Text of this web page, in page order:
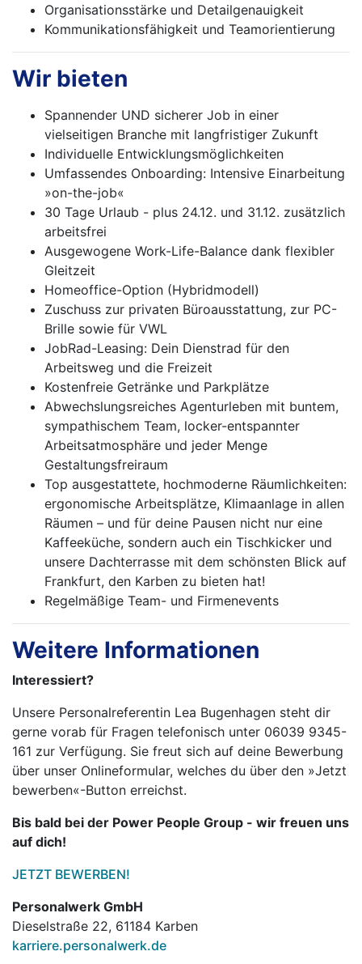
Organisationsstärke und Detailgenauigkeit
Kommunikationsfähigkeit und Teamorientierung
Wir bieten
Spannender UND sicherer Job in einer
vielseitigen Branche mit langfristiger Zukunft
Individuelle Entwicklungsmöglichkeiten
Umfassendes Onboarding: Intensive Einarbeitung
»on-the-job«
30 Tage Urlaub - plus 24.12. und 31.12. zusätzlich
arbeitsfrei
Ausgewogene Work-Life-Balance dank flexibler
Gleitzeit
Homeoffice-Option (Hybridmodell)
Zuschuss zur privaten Büroausstattung, zur PC-
Brille sowie für VWL
JobRad-Leasing: Dein Dienstrad für den
Arbeitsweg und die Freizeit
Kostenfreie Getränke und Parkplätze
Abwechslungsreiches Agenturleben mit buntem,
sympathischem Team, locker-entspannter
Arbeitsatmosphäre und jeder Menge
Gestaltungsfreiraum
Top ausgestattete, hochmoderne Räumlichkeiten:
ergonomische Arbeitsplätze, Klimaanlage in allen
Räumen – und für deine Pausen nicht nur eine
Kaffeeküche, sondern auch ein Tischkicker und
unsere Dachterrasse mit dem schönsten Blick auf
Frankfurt, den Karben zu bieten hat!
Regelmäßige Team- und Firmenevents
Weitere Informationen
Interessiert?
Unsere Personalreferentin Lea Bugenhagen steht dir
gerne vorab für Fragen telefonisch unter 06039 9345-
161 zur Verfügung. Sie freut sich auf deine Bewerbung
über unser Onlineformular, welches du über den »Jetzt
bewerben«-Button erreichst.
Bis bald bei der Power People Group - wir freuen uns
auf dich!
JETZT BEWERBEN!
Personalwerk GmbH
Dieselstraße 22, 61184 Karben
karriere.personalwerk.de